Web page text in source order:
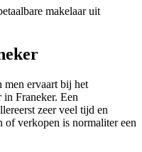
makelaar uit
ervaart bij het
in Franeker. Een
zeer veel tijd en
of verkopen is normaliter een